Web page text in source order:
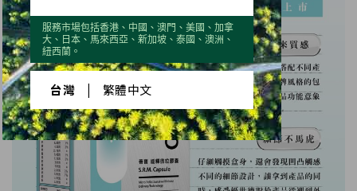
服務市場包括香港、中國、澳門、美國、加拿
大、日本、馬來西亞、新加坡、泰國、澳洲、
紐西蘭。
台灣 | 繁體中文